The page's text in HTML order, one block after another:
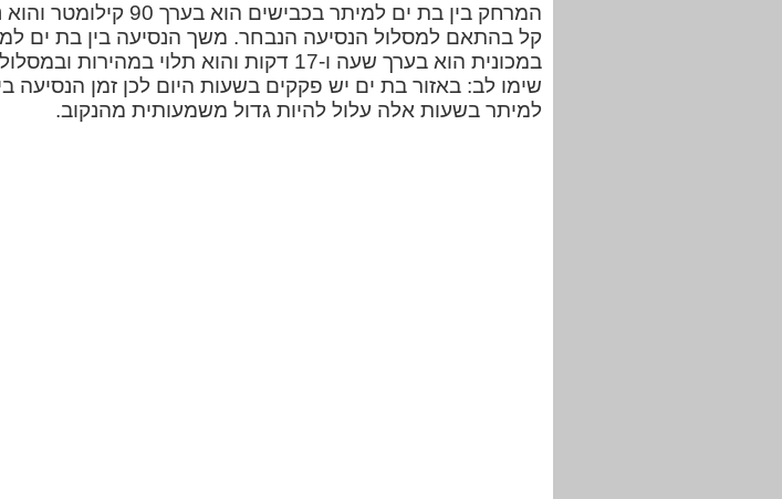
המרחק בין בת ים למיתר בכבישים הוא
קל בהתאם למסלול הנסיעה הנבחר. משך הנסיעה בין בת ים
במכונית הוא בערך שעה ו-17 דקות והוא תלוי במהירות
שימו לב: באזור בת ים יש פקקים בשעות היום לכן זמן הנסיעה
למיתר בשעות אלה עלול להיות גדול משמעותית מהנקוב.